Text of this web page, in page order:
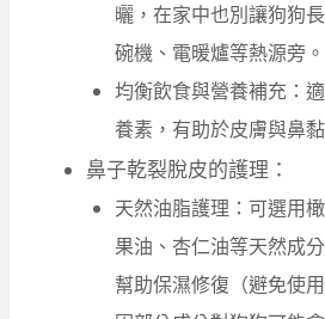
曬，在家中也別讓狗狗
碗機、電暖爐等熱源旁。
均衡飲食與營養補充：
養素，有助於皮膚與鼻
鼻子乾裂脫皮的護理：
天然油脂護理：可選用
果油、杏仁油等天然成
幫助保濕修復（避免使